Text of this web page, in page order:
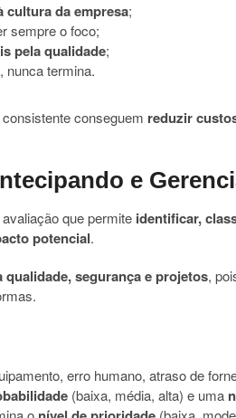
cultura da empresa;
sempre o foco;
pela qualidade;
nunca termina.
conseguem reduzir
e
que permite identificar,
potencial.
qualidade, segurança e projetos,
erro humano, atraso de
(baixa, média, alta) e uma